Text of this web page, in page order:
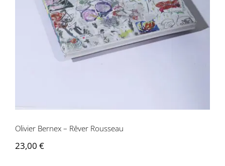
Olivier Bernex – Rêver Rousseau
Olivier Bernex – Rêver Rousseau
23,00 €